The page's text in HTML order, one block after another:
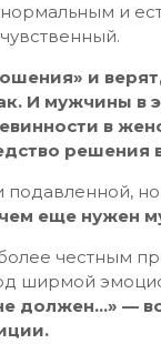
и
и
И мужчины
в
решения
подавленной,
еще нужен
честным
ширмой
должен…» —